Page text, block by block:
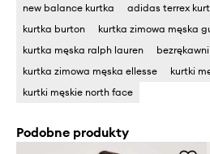
new balance kurtka
adidas terrex
kurtka burton
kurtka zimowa męska
kurtka męska ralph lauren
kurtka zimowa męska ellesse
kurtki
kurtki męskie north face
Podobne produkty